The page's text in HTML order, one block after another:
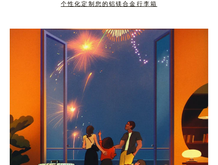
下
击
按
钮
取
消
静
个性化定制您的铝镁合金行李箱